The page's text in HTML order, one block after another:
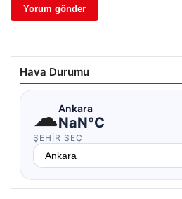
Hava Durumu
☁Ankara
NaN°C
ŞEHIR SEÇ